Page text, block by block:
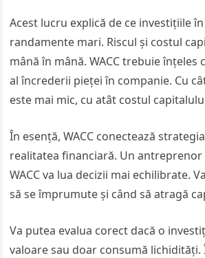
Acest lucru explică de ce investițiile
randamente mari. Riscul și costul
mână în mână. WACC trebuie înțeles
al încrederii pieței în companie. Cu
este mai mic, cu atât costul
În esență, WACC conectează
realitatea financiară. Un
WACC va lua decizii mai echilibrate.
să se împrumute și când să atragă
Va putea evalua corect dacă o
valoare sau doar consumă lichidități.